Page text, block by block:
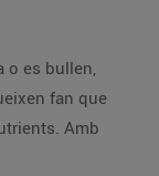
o es bullen,
fan que
Amb